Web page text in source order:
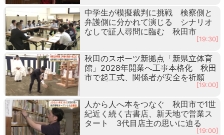
中学生が模擬裁判に挑戦 検察側と
弁護側に分かれて演じる シナリオ
なしで証人尋問に臨む 秋田市
[19:30]
秋田のスポーツ新拠点「新県立体育
館」2028年開業へ工事本格化 秋田
市で起工式、関係者が安全を祈願
[19:00]
人から人へ本をつなぐ 秋田市で1世
紀近く続く古書店、新天地で営業ス
タート 3代目店主の思いに迫る
[19:00]